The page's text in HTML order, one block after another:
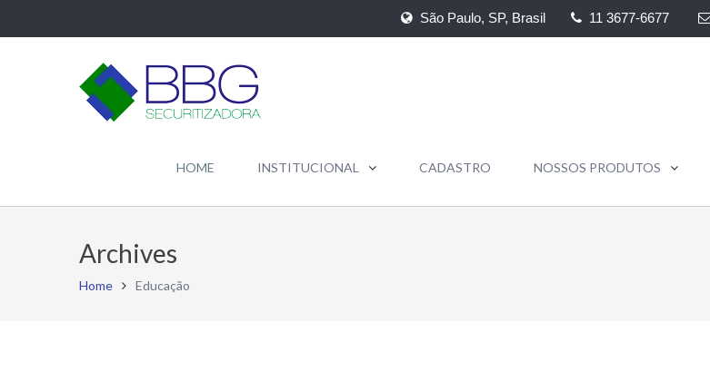
São Paulo, SP, Brasil 11 3677-6677
HOME INSTITUCIONAL CADASTRO NOSSOS PRODUTOS
Archives
Home Educação